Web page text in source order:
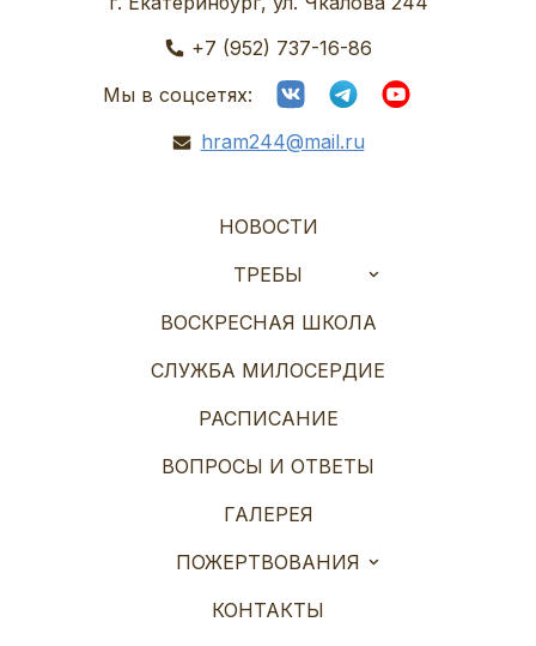
+7 (952) 737-16-86
Мы в соцсетях:
hram244@mail.ru
НОВОСТИ
ТРЕБЫ
ВОСКРЕСНАЯ ШКОЛА
СЛУЖБА МИЛОСЕРДИЕ
РАСПИСАНИЕ
ВОПРОСЫ И ОТВЕТЫ
ГАЛЕРЕЯ
ПОЖЕРТВОВАНИЯ
КОНТАКТЫ